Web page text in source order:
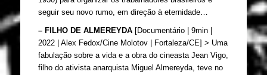
seguir seu novo rumo, em direção à eternidade…
– FILHO DE ALMEREYDA [Documentário | 9min |
2022 | Alex Fedox/Cine Molotov | Fortaleza/CE] > Uma
fabulação sobre a vida e a obra do cineasta Jean Vigo,
filho do ativista anarquista Miguel Almereyda, teve no